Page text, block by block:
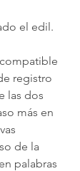
el edil.
registro
las dos
más en
de la
palabras